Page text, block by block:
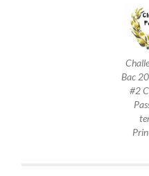
Bac
#2